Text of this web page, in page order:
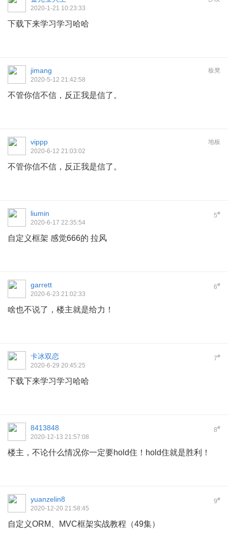
2020-1-21 10:23:33
下载下来学习学习哈哈
板凳
jimang
2020-5-12 21:42:58
不管你信不信，反正我是信了。
地板
vippp
2020-6-12 21:03:02
不管你信不信，反正我是信了。
5#
liumin
2020-6-17 22:35:54
自定义框架 感觉666的 拉风
6#
garrett
2020-6-23 21:02:33
啥也不说了，楼主就是给力！
7#
卡冰双恋
2020-6-29 20:45:25
下载下来学习学习哈哈
8#
8413848
2020-12-13 21:57:08
楼主，不论什么情况你一定要hold住！hold住就是胜利！
9#
yuanzelin8
2020-12-20 21:58:45
自定义ORM、MVC框架实战教程（49集）